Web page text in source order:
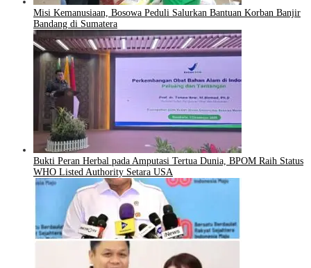
Misi Kemanusiaan, Bosowa Peduli Salurkan Bantuan Korban Banjir
Bandang di Sumatera
Bukti Peran Herbal pada Amputasi Tertua Dunia, BPOM Raih Status
WHO Listed Authority Setara USA